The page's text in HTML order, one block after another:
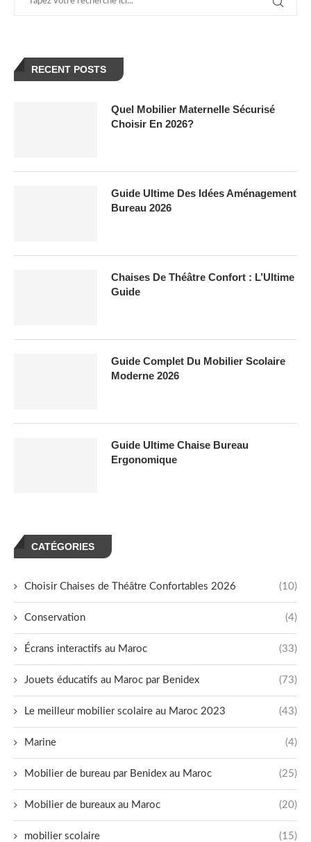
RECENT POSTS
Quel Mobilier Maternelle Sécurisé
Choisir En 2026?
Guide Ultime Des Idées Aménagement
Bureau 2026
Chaises De Théâtre Confort : L’Ultime
Guide
Guide Complet Du Mobilier Scolaire
Moderne 2026
Guide Ultime Chaise Bureau
Ergonomique
CATÉGORIES
Choisir Chaises de Théâtre Confortables 2026 (10)
Conservation (4)
Écrans interactifs au Maroc (33)
Jouets éducatifs au Maroc par Benidex (73)
Le meilleur mobilier scolaire au Maroc 2023 (43)
Marine (4)
Mobilier de bureau par Benidex au Maroc (25)
Mobilier de bureaux au Maroc (20)
mobilier scolaire (15)